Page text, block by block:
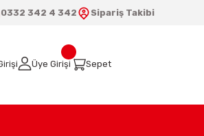
0332 342 4 342 Sipariş Takibi
Üye Girişi Sepet